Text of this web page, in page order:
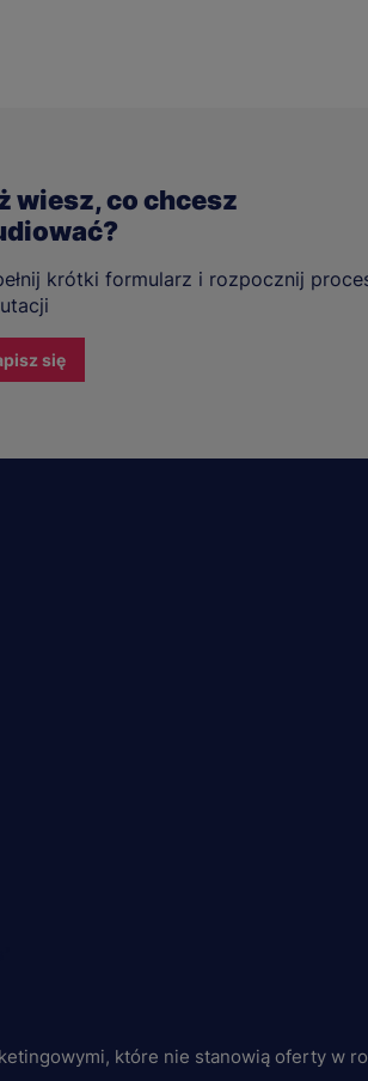
wiesz, co chcesz
krótki formularz i rozpocznij
się
które nie stanowią oferty w